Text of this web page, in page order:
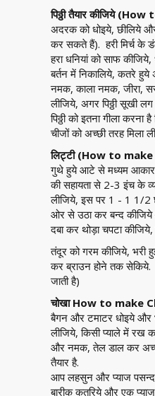
पिठ्ठी तैयार कीजिये
अदरक को धोइये, छीलिये
कर सकते हैं). हरी मिर्च के
हरा धनियां को साफ
बर्तन में निकालिये, कतरे हुये
नमक, काला नमक, जीरा,
लीजिये, अगर पिठ्ठी सूखी
पिठ्ठी को इतना गीला
चीजों को अच्छी तरह मिला
लिट्टी (How to
गुथे हुये आटे से मध्यम आकार
की सहायता से 2-3 इंच के
लीजिये, इस पर 1 - 1 1/2
ओर से उठा कर बन्द
दबा कर थोड़ा चपटा
तंदूर को गरम कीजिये, भरी
कर ब्राउन होने तक
जाती है)
चोखा How to make
बैगन और टमाटर धोइये और
लीजिये, किसी प्याले में
और नमक, तेल डाल कर
तैयार है.
आप लहसुन और प्याज
बारीक कतरिये और एक